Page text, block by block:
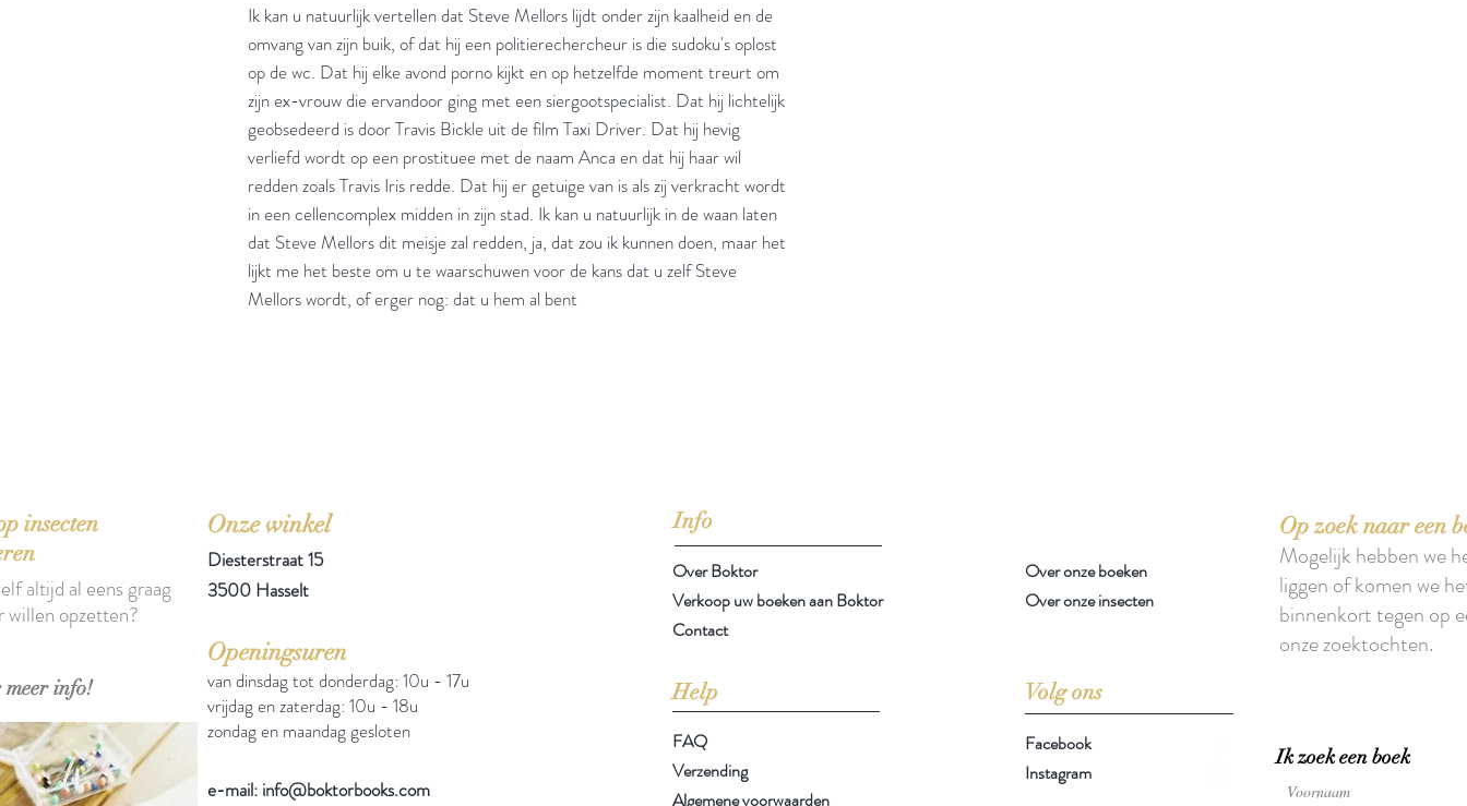
Ik kan u natuurlijk vertellen dat Steve Mellors lijdt onder zijn kaalheid en de
omvang van zijn buik, of dat hij een politierechercheur is die sudoku's oplost
op de wc. Dat hij elke avond porno kijkt en op hetzelfde moment treurt om
zijn ex-vrouw die ervandoor ging met een siergootspecialist. Dat hij lichtelijk
geobsedeerd is door Travis Bickle uit de film Taxi Driver. Dat hij hevig
verliefd wordt op een prostituee met de naam Anca en dat hij haar wil
redden zoals Travis Iris redde. Dat hij er getuige van is als zij verkracht wordt
in een cellencomplex midden in zijn stad. Ik kan u natuurlijk in de waan laten
dat Steve Mellors dit meisje zal redden, ja, dat zou ik kunnen doen, maar het
lijkt me het beste om u te waarschuwen voor de kans dat u zelf Steve
Mellors wordt, of erger nog: dat u hem al bent
insecten
info!
altijd al eens graag
willen opzetten?
Onze winkel
Diesterstraat 15
3500 Hasselt
Openingsuren
van dinsdag tot donderdag: 10u - 17u
vrijdag en zaterdag: 10u - 18u
zondag en maandag gesloten
e-mail: info@boktorbooks.com
Info
Over Boktor
Verkoop uw boeken aan Boktor
Contact
Help Volg ons
Op zoek naar een
Mogelijk hebben we
liggen of komen we
binnenkort tegen op
onze zoektochten.
FAQ
Verzending
Algemene voorwaarden
Facebook
Instagram
Ik zoek een boek
Over onze boeken
Over onze insecten